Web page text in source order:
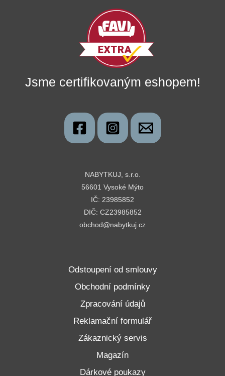
Jsme certifikovaným eshopem!
NABYTKUJ, s.r.o.
56601 Vysoké Mýto
IČ: 23985852
DIČ: CZ23985852
obchod@nabytkuj.cz
Odstoupení od smlouvy
Obchodní podmínky
Zpracování údajů
Reklamační formulář
Zákaznický servis
Magazín
Dárkové poukazy